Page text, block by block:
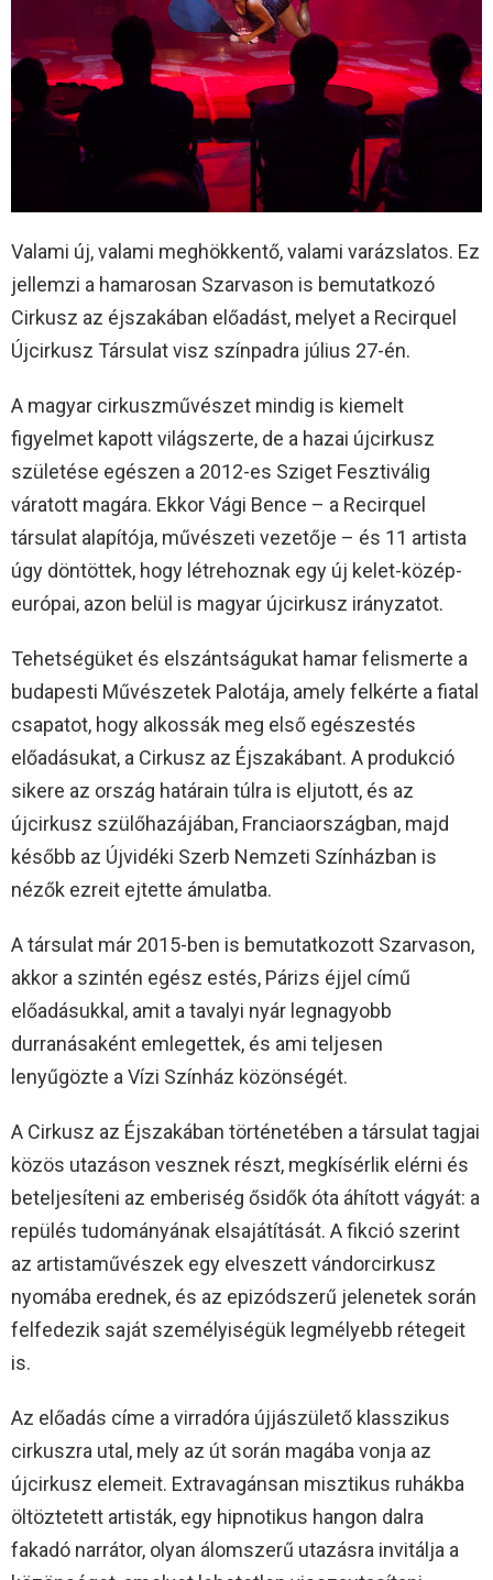
Valami új, valami meghökkentő, valami varázslatos. Ez
jellemzi a hamarosan Szarvason is bemutatkozó
Cirkusz az éjszakában előadást, melyet a Recirquel
Újcirkusz Társulat visz színpadra július 27-én.
A magyar cirkuszművészet mindig is kiemelt
figyelmet kapott világszerte, de a hazai újcirkusz
születése egészen a 2012-es Sziget Fesztiválig
váratott magára. Ekkor Vági Bence – a Recirquel
társulat alapítója, művészeti vezetője – és 11 artista
úgy döntöttek, hogy létrehoznak egy új kelet-közép-
európai, azon belül is magyar újcirkusz irányzatot.
Tehetségüket és elszántságukat hamar felismerte a
budapesti Művészetek Palotája, amely felkérte a fiatal
csapatot, hogy alkossák meg első egészestés
előadásukat, a Cirkusz az Éjszakábant. A produkció
sikere az ország határain túlra is eljutott, és az
újcirkusz szülőhazájában, Franciaországban, majd
később az Újvidéki Szerb Nemzeti Színházban is
nézők ezreit ejtette ámulatba.
A társulat már 2015-ben is bemutatkozott Szarvason,
akkor a szintén egész estés, Párizs éjjel című
előadásukkal, amit a tavalyi nyár legnagyobb
durranásaként emlegettek, és ami teljesen
lenyűgözte a Vízi Színház közönségét.
A Cirkusz az Éjszakában történetében a társulat tagjai
közös utazáson vesznek részt, megkísérlik elérni és
beteljesíteni az emberiség ősidők óta áhított vágyát: a
repülés tudományának elsajátítását. A fikció szerint
az artistaművészek egy elveszett vándorcirkusz
nyomába erednek, és az epizódszerű jelenetek során
felfedezik saját személyiségük legmélyebb rétegeit
is.
Az előadás címe a virradóra újjászülető klasszikus
cirkuszra utal, mely az út során magába vonja az
újcirkusz elemeit. Extravagánsan misztikus ruhákba
öltöztetett artisták, egy hipnotikus hangon dalra
fakadó narrátor, olyan álomszerű utazásra invitálja a